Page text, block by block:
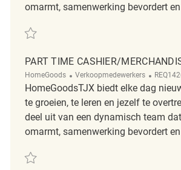
omarmt, samenwerking bevordert
Redden Part Time Cleaning Associate Now
PART TIME CASHIER/
HomeGoods Categorie
Verkoopmedewerkers ReqId
HomeGoodsTJX biedt elke dag
te groeien, te leren en jezelf te
deel uit van een dynamisch team
omarmt, samenwerking bevordert
Redden part time cashier/merchandiser